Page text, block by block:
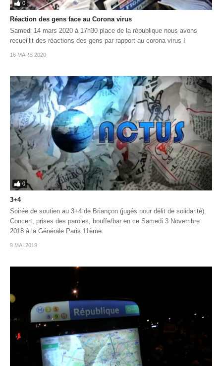
0
Réaction des gens face au Corona virus
Samedi 14 mars 2020 à 17h30 place de la république nous avons
recueillit des réactions des gens par rapport au corona virus !
16 MARS 2020
0
3+4
Soirée de soutien au 3+4 de Briançon (jugés pour délit de solidarité).
Concert, prises des paroles, bouffe/bar en ce Samedi 3 Novembre
2018 à la Générale Paris 11ème.
9 MAI 2019